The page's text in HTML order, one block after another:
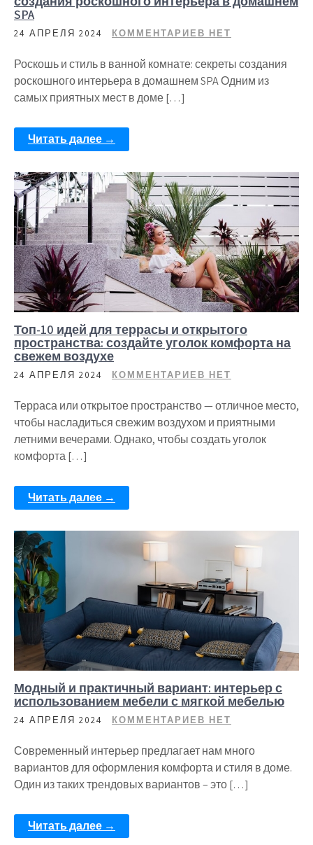
SPA
24 АПРЕЛЯ 2024 КОММЕНТАРИЕВ НЕТ
Роскошь и стиль в ванной комнате: секреты создания
роскошного интерьера в домашнем SPA Одним из
самых приятных мест в доме […]
Читать далее →
Топ-10 идей для террасы и открытого
пространства: создайте уголок комфорта на
свежем воздухе
24 АПРЕЛЯ 2024 КОММЕНТАРИЕВ НЕТ
Терраса или открытое пространство — отличное место,
чтобы насладиться свежим воздухом и приятными
летними вечерами. Однако, чтобы создать уголок
комфорта […]
Читать далее →
Модный и практичный вариант: интерьер с
использованием мебели с мягкой мебелью
24 АПРЕЛЯ 2024 КОММЕНТАРИЕВ НЕТ
Современный интерьер предлагает нам много
вариантов для оформления комфорта и стиля в доме.
Один из таких трендовых вариантов – это […]
Читать далее →